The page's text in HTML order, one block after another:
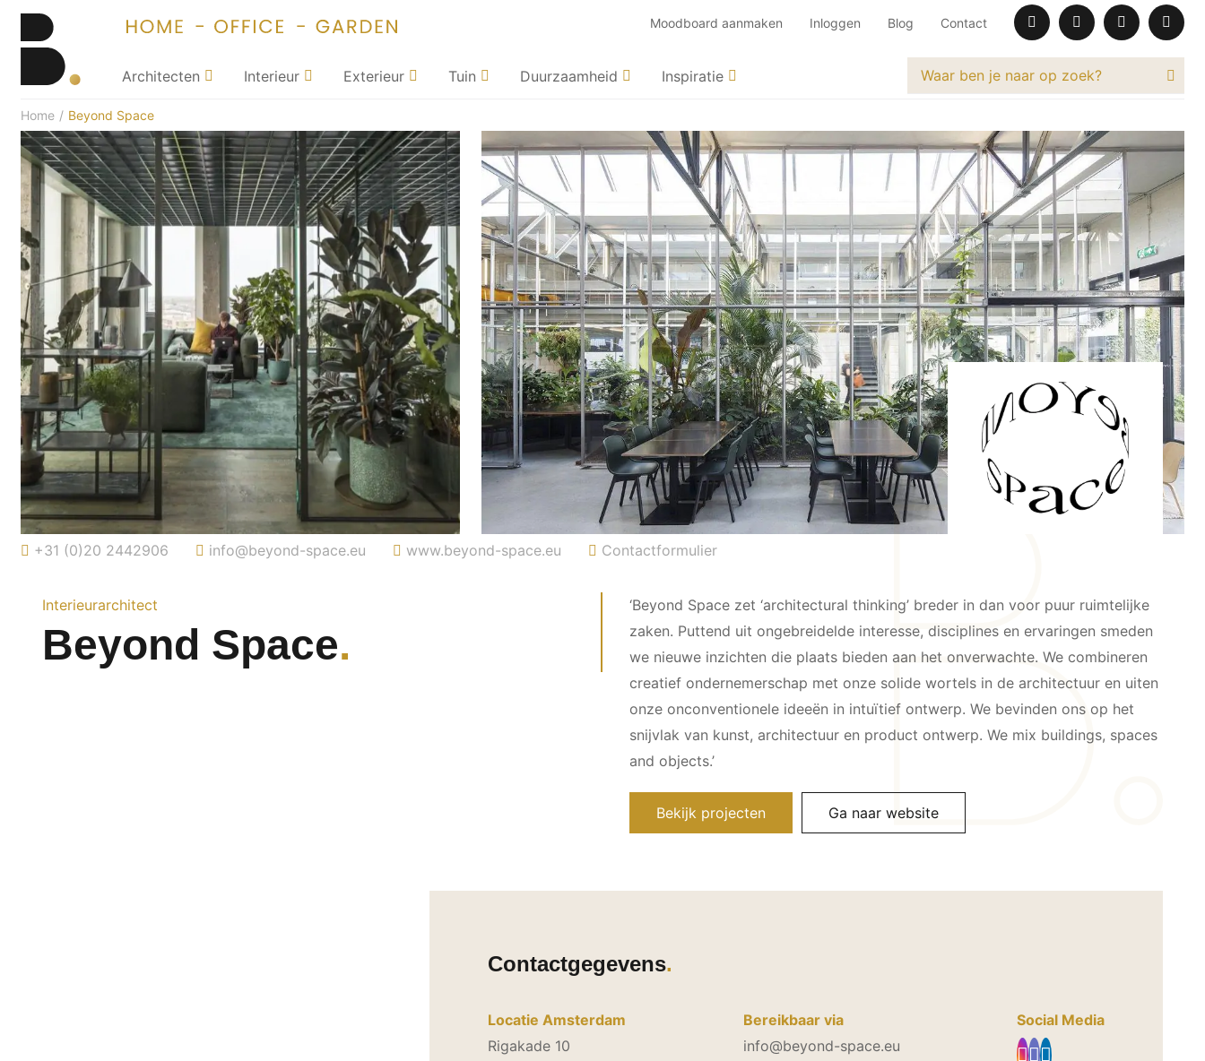
Moodboard aanmaken Inloggen Blog Contact
Architecten Interieur Exterieur Tuin Duurzaamheid Inspiratie
Home / Beyond Space
+31 (0)20 2442906 info@beyond-space.eu www.beyond-space.eu Contactformulier
Interieurarchitect
Beyond Space
‘Beyond Space zet ‘architectural thinking’ breder in dan voor puur ruimtelijke
zaken. Puttend uit ongebreidelde interesse, disciplines en ervaringen smeden
we nieuwe inzichten die plaats bieden aan het onverwachte. We combineren
creatief ondernemerschap met onze solide wortels in de architectuur en uiten
onze onconventionele ideeën in intuïtief ontwerp. We bevinden ons op het
snijvlak van kunst, architectuur en product ontwerp. We mix buildings, spaces
and objects.’
Bekijk projecten Ga naar website
Contactgegevens
Locatie Amsterdam
Rigakade 10
Bereikbaar via
info@beyond-space.eu
Social Media